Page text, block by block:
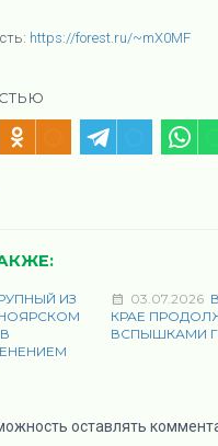
https://forest.ru/~mX0MF
ИЗ
03.07.2026
КРАЕ
ВСПЫШКАМИ
оставлять